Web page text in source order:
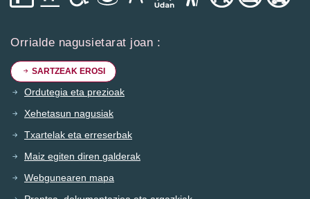
Orrialde nagusietarat joan :
SARTZEAK EROSI
Ordutegia eta prezioak
Xehetasun nagusiak
Txartelak eta erreserbak
Maiz egiten diren galderak
Webgunearen mapa